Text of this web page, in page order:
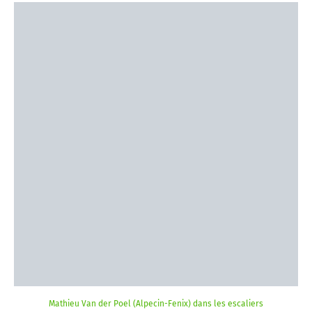
Mathieu Van der Poel (Alpecin-Fenix) dans les escaliers